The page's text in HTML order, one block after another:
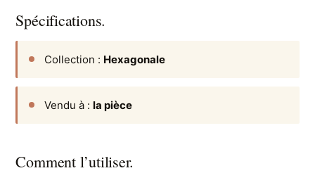
Spécifications.
Collection : Hexagonale
Vendu à :la pièce
Comment l’utiliser.